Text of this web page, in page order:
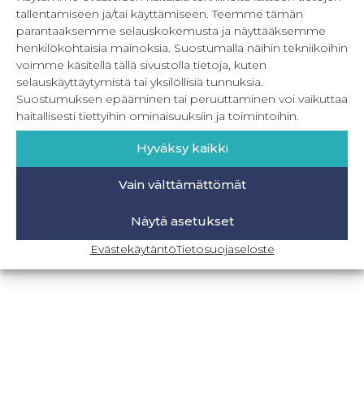
tallentamiseen ja/tai käyttämiseen. Teemme tämän
parantaaksemme selauskokemusta ja näyttääksemme
henkilökohtaisia mainoksia. Suostumalla näihin tekniikoihin
voimme käsitellä tällä sivustolla tietoja, kuten
selauskäyttäytymistä tai yksilöllisiä tunnuksia.
Suostumuksen epääminen tai peruuttaminen voi vaikuttaa
haitallisesti tiettyihin ominaisuuksiin ja toimintoihin.
Hyväksy kaikki
Vain välttämättömät
Näytä asetukset
EvästekäytäntöTietosuojaseloste
Metrivetoketjun käyttö
Metrivetoketjun lukon pujottaminen
Onnistu joustavien vaatteiden ompelussa
Laakasauman ompelu saumurilla
Jujunan ompelubingo heinä-joulukuulle
BLOGI-SIVULLE